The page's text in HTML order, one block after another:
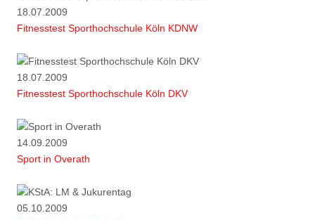
18.07.2009
Fitnesstest Sporthochschule Köln KDNW
18.07.2009
Fitnesstest Sporthochschule Köln DKV
14.09.2009
Sport in Overath
05.10.2009